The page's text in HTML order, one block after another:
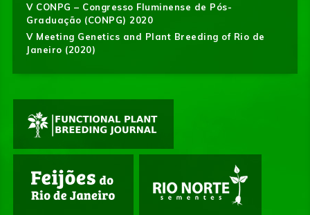
V CONPG – Congresso Fluminense de Pós-
Graduação (CONPG) 2020
V Meeting Genetics and Plant Breeding of Rio de
Janeiro (2020)